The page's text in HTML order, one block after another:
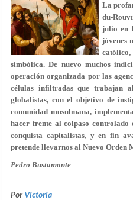
La
du-
julio en
jóvenes
simbólica. De nuevo muchos
operación organizada por las
células infiltradas que trabajan
globalistas, con el objetivo de
comunidad musulmana,
hacer frente al colpaso
conquista capitalistas, y en fin
pretende llevarnos al Nuevo Orden
Pedro Bustamante
PorVictoria